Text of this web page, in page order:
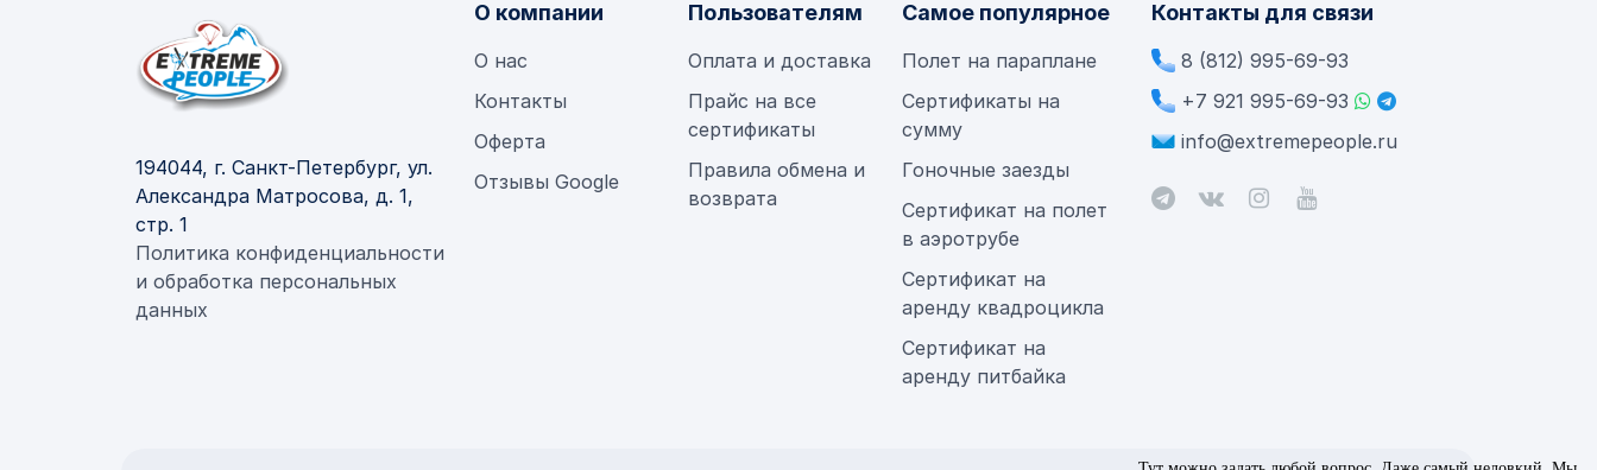
194044, г. Санкт-Петербург, ул.
Александра Матросова, д. 1,
стр. 1
Политика конфиденциальности
и обработка персональных
данных
О компании
О нас
Контакты
Оферта
Отзывы Google
Пользователям
Оплата и доставка
Прайс на все
сертификаты
Правила обмена и
возврата
Самое популярное
Полет на параплане
Сертификаты на
сумму
Гоночные заезды
Сертификат на полет
в аэротрубе
Сертификат на
аренду квадроцикла
Сертификат на
аренду питбайка
Контакты для связи
8 (812) 995-69-93
+7 921 995-69-93
info@extremepeople.ru